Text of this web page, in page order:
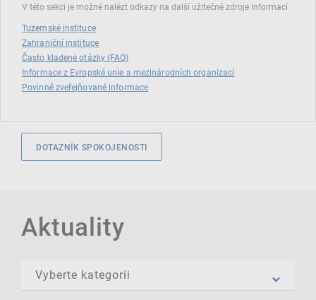
V této sekci je možné nalézt odkazy na další užitečné zdroje informací
Tuzemské instituce
Zahraniční instituce
Často kladené otázky (FAQ)
Informace z Evropské unie a mezinárodních organizací
Povinně zveřejňované informace
DOTAZNÍK SPOKOJENOSTI
Aktuality